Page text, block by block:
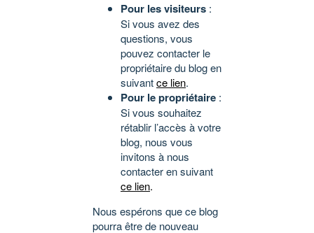
Pour les visiteurs :
Si vous avez des
questions, vous
pouvez contacter le
propriétaire du blog en
suivantce lien.
Pour le propriétaire :
Si vous souhaitez
rétablir l’accès à votre
blog, nous vous
invitons à nous
contacter en suivant
ce lien.
Nous espérons que ce blog
pourra être de nouveau